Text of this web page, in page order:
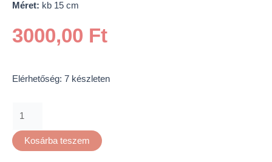
Méret: kb 15 cm
3000,00 Ft
Elérhetőség: 7 készleten
Kosárba teszem